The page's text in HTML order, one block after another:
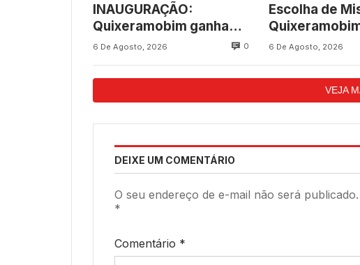
INAUGURAÇÃO:
Quixeramobim ganha
novo empreendimento
Suplementos
6 De Agosto, 2026 0
Escolha de
acontece
237 anos do
6 De Agosto, 2026
VEJA
DEIXE UM COMENTÁRIO
O seu endereço de e-mail não será publicado.
*
Comentário *